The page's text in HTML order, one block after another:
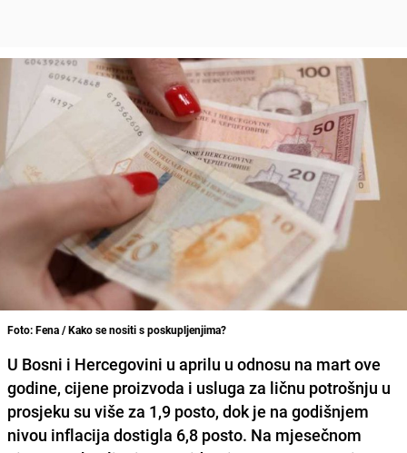
Foto: Fena / Kako se nositi s poskupljenjima?
U Bosni i Hercegovini u aprilu u odnosu na mart ove
godine, cijene proizvoda i usluga za ličnu potrošnju u
prosjeku su više za 1,9 posto, dok je na godišnjem
nivou inflacija dostigla 6,8 posto. Na mjesečnom